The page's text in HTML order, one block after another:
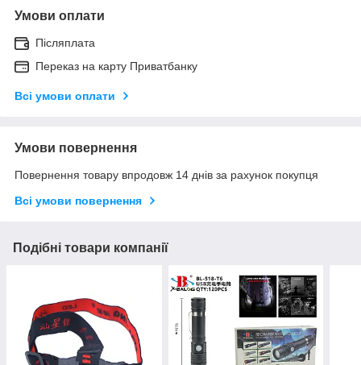
Умови оплати
Післяплата
Переказ на карту Приватбанку
Всі умови оплати
Умови повернення
Повернення товару впродовж 14 днів за рахунок покупця
Всі умови повернення
Подібні товари компанії